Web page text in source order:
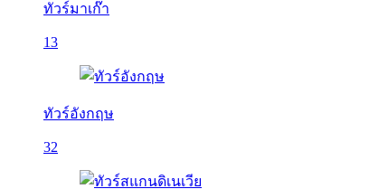
ทัวร์มาเก๊า
13
ทัวร์อังกฤษ
32